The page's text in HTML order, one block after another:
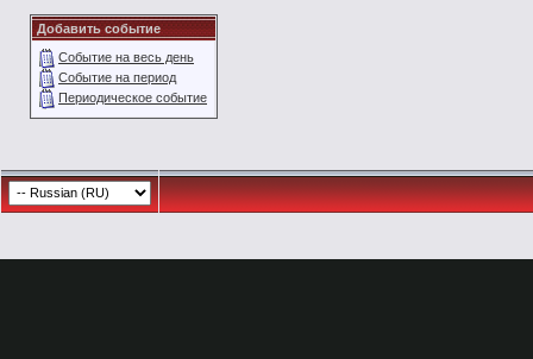
Добавить событие
Событие на весь день
Событие на период
Периодическое событие